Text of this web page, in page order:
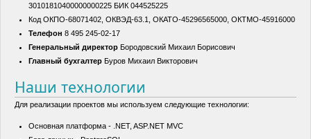
30101810400000000225 БИК 044525225
Код ОКПО-68071402, ОКВЭД-63.1, ОКАТО-45296565000, ОКТМО-45916000
Телефон 8 495 245-02-17
Генеральный директор Бородовский Михаил Борисович
Главный бухгалтер Буров Михаил Викторович
Наши технологии
Для реализации проектов мы используем следующие технологии:
Основная платформа - .NET, ASP.NET MVC